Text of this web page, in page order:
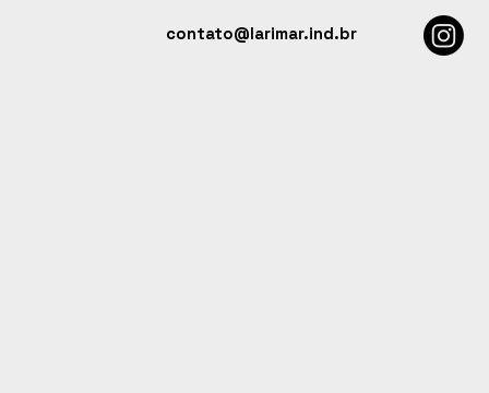
contato@larimar.ind.br